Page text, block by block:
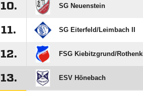
10. SG Neuenstein
11. SG Eiterfeld/​Leimbach II
12. FSG Kiebitzgrund/​
13. ESV Hönebach